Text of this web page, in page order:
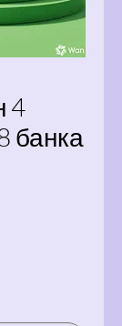
4
банка
Price
Price